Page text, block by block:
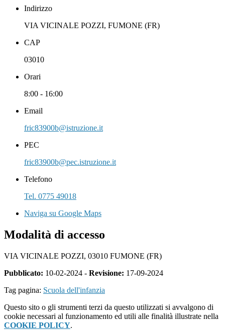
Indirizzo
VIA VICINALE POZZI, FUMONE (FR)
CAP
03010
Orari
8:00 - 16:00
Email
fric83900b@istruzione.it
PEC
fric83900b@pec.istruzione.it
Telefono
Tel. 0775 49018
Naviga su Google Maps
Modalità di accesso
VIA VICINALE POZZI, 03010 FUMONE (FR)
Pubblicato: 10-02-2024 - Revisione: 17-09-2024
Tag pagina: Scuola dell'infanzia
Questo sito o gli strumenti terzi da questo utilizzati si avvalgono di
cookie necessari al funzionamento ed utili alle finalità illustrate nella
COOKIE POLICY.